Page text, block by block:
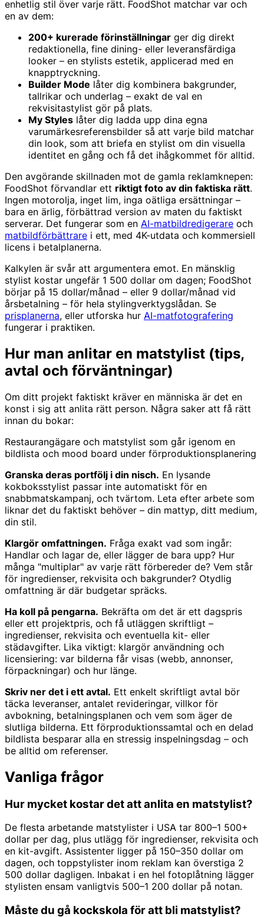
enhetlig stil över varje rätt. FoodShot matchar var och
en av dem:
200+ kurerade förinställningar ger dig direkt
redaktionella, fine dining- eller leveransfärdiga
looker – en stylists estetik, applicerad med en
knapptryckning.
Builder Mode låter dig kombinera bakgrunder,
tallrikar och underlag – exakt de val en
rekvisitastylist gör på plats.
My Styles låter dig ladda upp dina egna
varumärkesreferensbilder så att varje bild matchar
din look, som att briefa en stylist om din visuella
identitet en gång och få det ihågkommet för alltid.
Den avgörande skillnaden mot de gamla reklamknepen:
FoodShot förvandlar ett riktigt foto av din faktiska rätt.
Ingen motorolja, inget lim, inga oätliga ersättningar –
bara en ärlig, förbättrad version av maten du faktiskt
serverar. Det fungerar som en AI-matbildredigerare och
matbildförbättrare i ett, med 4K-utdata och kommersiell
licens i betalplanerna.
Kalkylen är svår att argumentera emot. En mänsklig
stylist kostar ungefär 1 500 dollar om dagen; FoodShot
börjar på 15 dollar/månad – eller 9 dollar/månad vid
årsbetalning – för hela stylingverktygslådan. Se
prisplanerna, eller utforska hur AI-matfotografering
fungerar i praktiken.
Hur man anlitar en matstylist (tips,
avtal och förväntningar)
Om ditt projekt faktiskt kräver en människa är det en
konst i sig att anlita rätt person. Några saker att få rätt
innan du bokar:
Restaurangägare och matstylist som går igenom en
bildlista och mood board under förproduktionsplanering
Granska deras portfölj i din nisch. En lysande
kokboksstylist passar inte automatiskt för en
snabbmatskampanj, och tvärtom. Leta efter arbete som
liknar det du faktiskt behöver – din mattyp, ditt medium,
din stil.
Klargör omfattningen. Fråga exakt vad som ingår:
Handlar och lagar de, eller lägger de bara upp? Hur
många "multiplar" av varje rätt förbereder de? Vem står
för ingredienser, rekvisita och bakgrunder? Otydlig
omfattning är där budgetar spräcks.
Ha koll på pengarna. Bekräfta om det är ett dagspris
eller ett projektpris, och få utläggen skriftligt –
ingredienser, rekvisita och eventuella kit- eller
städavgifter. Lika viktigt: klargör användning och
licensiering: var bilderna får visas (webb, annonser,
förpackningar) och hur länge.
Skriv ner det i ett avtal. Ett enkelt skriftligt avtal bör
täcka leveranser, antalet revideringar, villkor för
avbokning, betalningsplanen och vem som äger de
slutliga bilderna. Ett förproduktionssamtal och en delad
bildlista besparar alla en stressig inspelningsdag – och
be alltid om referenser.
Vanliga frågor
Hur mycket kostar det att anlita en matstylist?
De flesta arbetande matstylister i USA tar 800–1 500+
dollar per dag, plus utlägg för ingredienser, rekvisita och
en kit-avgift. Assistenter ligger på 150–350 dollar om
dagen, och toppstylister inom reklam kan överstiga 2
500 dollar dagligen. Inbakat i en hel fotoplåtning lägger
stylisten ensam vanligtvis 500–1 200 dollar på notan.
Måste du gå kockskola för att bli matstylist?